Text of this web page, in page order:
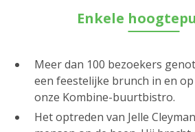
Enkele
Meer dan 100 bezoekers
een feestelijke brunch in en
onze Kombine-buurtbistro.
Het optreden van Jelle